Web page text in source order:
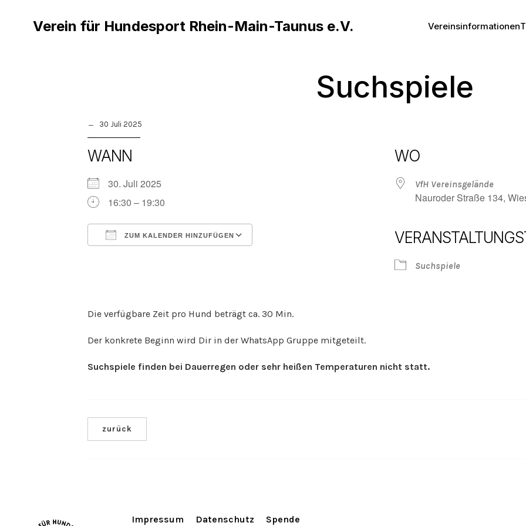
Verein für Hundesport Rhein-Main-Taunus e.V. Vereinsinformationen
Suchspiele
30 Juli 2025
WANN
30. Juli 2025
16:30 – 19:30
ZUM KALENDER HINZUFÜGEN
WO
VfH Vereinsgelände
Nauroder Straße 134,
Suchspiele
Die verfügbare Zeit pro Hund beträgt ca. 30 Min.
Der konkrete Beginn wird Dir in der WhatsApp Gruppe mitgeteilt.
Suchspiele finden bei Dauerregen oder sehr heißen Temperaturen nicht statt.
zurück
Impressum Datenschutz Spende